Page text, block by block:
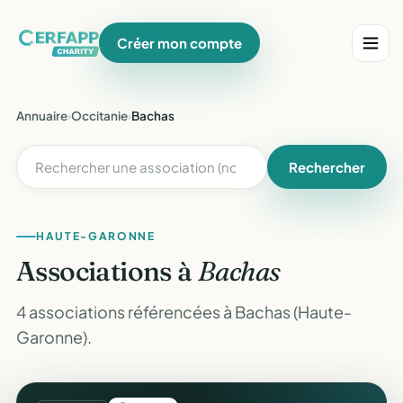
Créer mon compte
Annuaire›Occitanie›Bachas
Rechercher
HAUTE-GARONNE
Associations àBachas
4 associations référencées à Bachas (Haute-
Garonne).